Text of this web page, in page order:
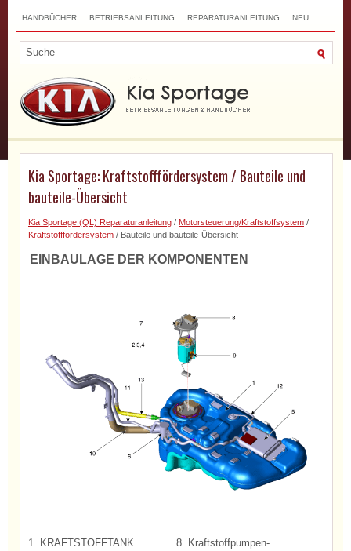
HANDBÜCHER BETRIEBSANLEITUNG REPARATURANLEITUNG NEU
Kia Sportage: Kraftstofffördersystem / Bauteile und
bauteile-Übersicht
Kia Sportage (QL) Reparaturanleitung / Motorsteuerung/Kraftstoffsystem /
Kraftstofffördersystem / Bauteile und bauteile-Übersicht
EINBAULAGE DER KOMPONENTEN
1. KRAFTSTOFFTANK
8. Kraftstoffpumpen-